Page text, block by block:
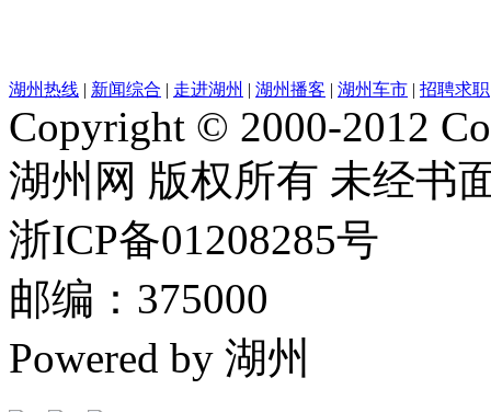
湖州热线 | 新闻综合 | 走进湖州 | 湖州播客 | 湖州车市 | 招聘求职
Copyright © 2000-2012
湖州网 版权所有 未经书
浙ICP备01208285号
邮编：375000
Powered by 湖州